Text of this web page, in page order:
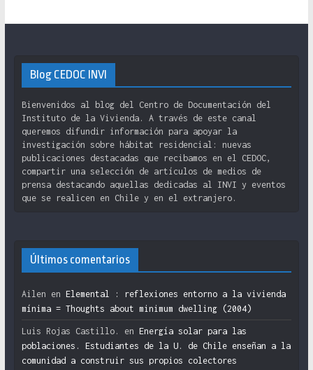
Blog CEDOC INVI
Bienvenidos al blog del Centro de Documentación del
Instituto de la Vivienda. A través de este canal
queremos difundir información para apoyar la
investigación sobre hábitat residencial: nuevas
publicaciones destacadas que recibamos en el CEDOC,
compartir una selección de artículos de medios de
prensa destacando aquellas dedicadas al INVI y eventos
que se realicen en Chile y en el extranjero.
Últimos comentarios
Ailen en Elemental : reflexiones entorno a la vivienda
mínima = Thoughts about minimum dwelling (2004)
Luis Rojas Castillo. en Energía solar para las
poblaciones. Estudiantes de la U. de Chile enseñan a la
comunidad a construir sus propios colectores